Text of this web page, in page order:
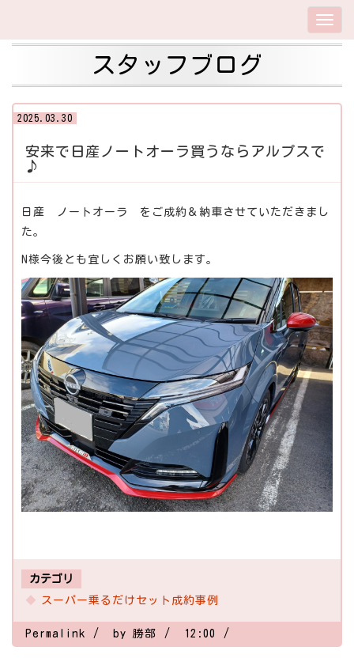
スタッフブログ
2025.03.30
安来で日産ノートオーラ買うならアルプスで
♪
日産 ノートオーラ をご成約＆納車させていただきまし
た。
N様今後とも宜しくお願い致します。
カテゴリ
スーパー乗るだけセット成約事例
Permalink by 勝部 12:00